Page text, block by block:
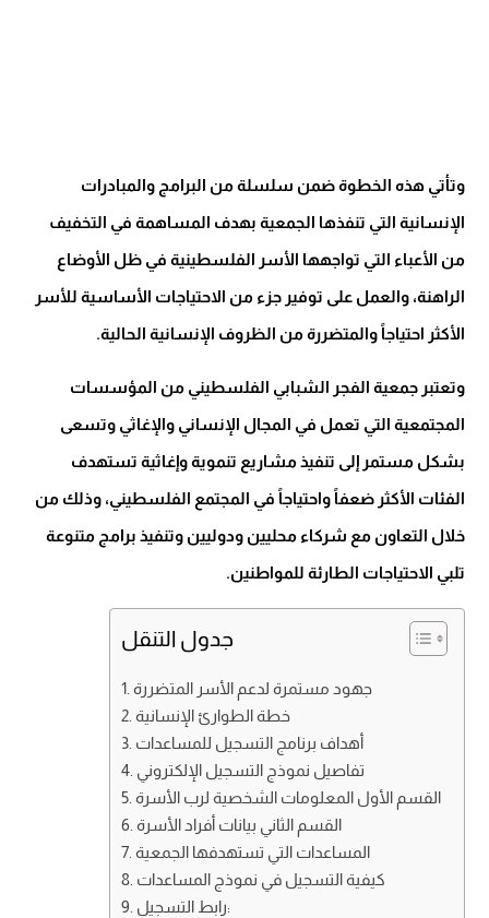
وتأتي هذه الخطوة ضمن سلسلة من البرامج والمبادرات
الإنسانية التي تنفذها الجمعية بهدف المساهمة في التخفيف
من الأعباء التي تواجهها الأسر الفلسطينية في ظل الأوضاع
الراهنة، والعمل على توفير جزء من الاحتياجات الأساسية للأسر
الأكثر احتياجاً والمتضررة من الظروف الإنسانية الحالية.
وتعتبر جمعية الفجر الشبابي الفلسطيني من المؤسسات
المجتمعية التي تعمل في المجال الإنساني والإغاثي وتسعى
بشكل مستمر إلى تنفيذ مشاريع تنموية وإغاثية تستهدف
الفئات الأكثر ضعفاً واحتياجاً في المجتمع الفلسطيني، وذلك من
خلال التعاون مع شركاء محليين ودوليين وتنفيذ برامج متنوعة
تلبي الاحتياجات الطارئة للمواطنين.
جدول التنقل
جهود مستمرة لدعم الأسر المتضررة
خطة الطوارئ الإنسانية
أهداف برنامج التسجيل للمساعدات
تفاصيل نموذج التسجيل الإلكتروني
القسم الأول المعلومات الشخصية لرب الأسرة
القسم الثاني بيانات أفراد الأسرة
المساعدات التي تستهدفها الجمعية
كيفية التسجيل في نموذج المساعدات
رابط التسجيل: